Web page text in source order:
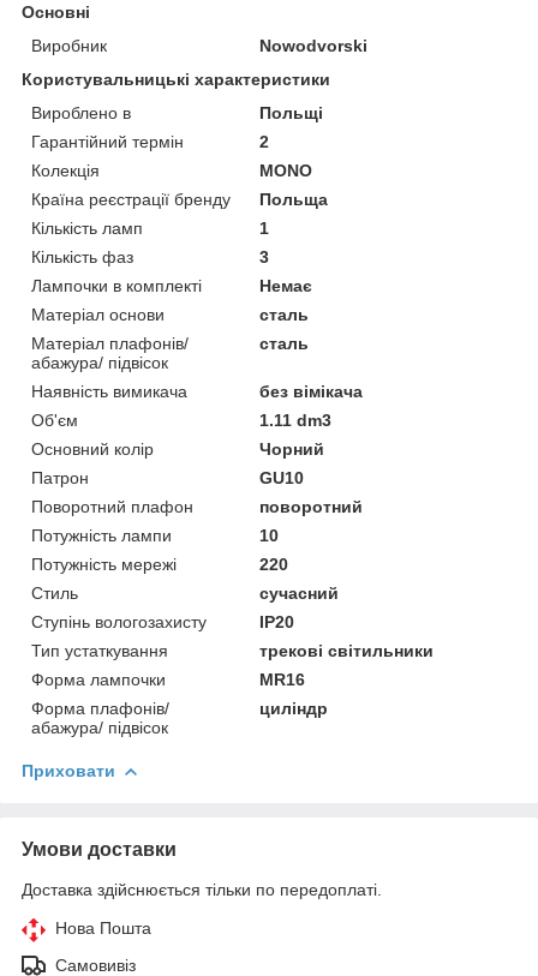
Основні
Виробник
Nowodvorski
Користувальницькі характеристики
Вироблено в
Польщі
Гарантійний термін
2
Колекція
MONO
Країна реєстрації бренду
Польща
Кількість ламп
1
Кількість фаз
3
Лампочки в комплекті
Немає
Матеріал основи
сталь
Матеріал плафонів/
абажура/ підвісок
сталь
Наявність вимикача
без вімікача
Об'єм
1.11 dm3
Основний колір
Чорний
Патрон
GU10
Поворотний плафон
поворотний
Потужність лампи
10
Потужність мережі
220
Стиль
сучасний
Ступінь вологозахисту
IP20
Тип устаткування
трекові світильники
Форма лампочки
MR16
Форма плафонів/
абажура/ підвісок
циліндр
Приховати
Умови доставки
Доставка здійснюється тільки по передоплаті.
Нова Пошта
Самовивіз